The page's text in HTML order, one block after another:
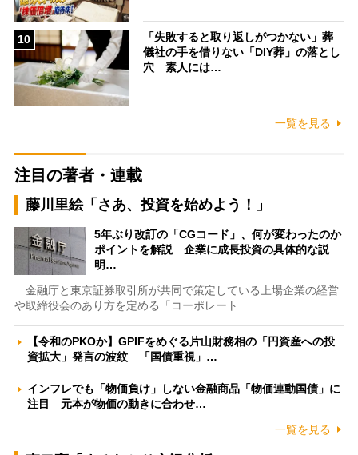
10
「失敗すると取り返しがつかない」葬
儀社の手を借りない「DIY葬」の落とし
穴 素人には…
一覧を見る
注目の著者・連載
藤川里絵「さあ、投資を始めよう！」
5年ぶり改訂の「CGコード」、何が変わったのか
ポイントを解説 企業に成長投資の具体的な説
明…
金融庁と東京証券取引所が共同で策定している上場企業の経営
や取締役会のあり方を定める「コーポレート…
【令和のPKOか】GPIFをめぐる片山財務相の「円資産への投
資拡大」発言の波紋 「国債重視」…
インフレでも「物価負け」しない金融商品「物価連動国債」に
注目 元本が物価の動きに合わせ…
一覧を見る